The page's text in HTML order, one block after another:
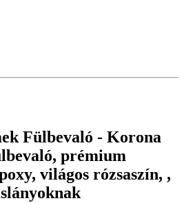
Fülbevaló - Korona
prémium
világos rózsaszín, ,